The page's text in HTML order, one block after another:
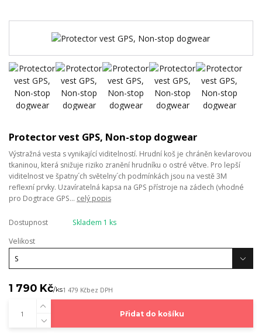
Protector vest GPS, Non-stop dogwear
Výstražná vesta s vynikající viditelností. Hrudní koš je chráněn kevlarovou
tkaninou, která snižuje riziko zranění hrudníku o ostré větve. Pro lepší
viditelnost ve špatny´ch světelny´ch podmínkách jsou na vestě 3M
reflexní prvky. Uzavíratelná kapsa na GPS přístroje na zádech (vhodné
pro Dogtrace GPS... celý popis
Dostupnost
Skladem 1 ks
Velikost
1 790 Kč/ks1 479 Kčbez DPH
Přidat do košíku